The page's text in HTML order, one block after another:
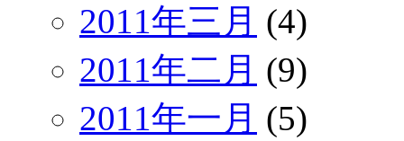
2011年三月 (4)
2011年二月 (9)
2011年一月 (5)